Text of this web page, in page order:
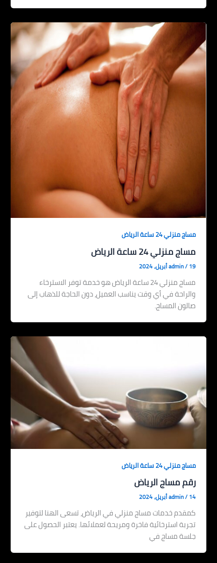
مساج منزلي 24 ساعة الرياض
مساج منزلي 24 ساعة الرياض
admin/19 أبريل، 2024
مساج منزلي 24 ساعة الرياض هو خدمة توفر الاسترخاء
والراحة في أي وقت يناسب العميل، دون الحاجة للذهاب إلى
صالون المساج.
مساج منزلي 24 ساعة الرياض
رقم مساج الرياض
admin/14 أبريل، 2024
كمقدم خدمات مساج منزلي في الرياض، تسعى الهنا لتوفير
تجربة استرخائية فاخرة ومريحة لعملائها. يعتبر الحصول على
جلسة مساج في